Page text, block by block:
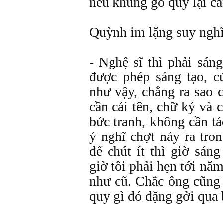
Quỳnh im lặng suy
- Nghệ sĩ thì phải
được phép sáng tạo,
như vậy, chẳng ra
cần cái tên, chữ ký và
bức tranh, không cần
ý nghĩ chợt nảy ra
để chút ít thì giờ
giờ tôi phải hẹn tới
như cũ. Chắc ông
quy gì đó đặng gởi qua